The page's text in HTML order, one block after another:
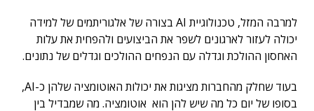
למרבה המזל, טכנולוגיית AI בצורה של אלגוריתמים של למידה
יכולה לעזור לארגונים לשפר את הביצועים ולהפחית את עלות
האחסון ההולכת וגדלה עם הנפחים ההולכים וגדלים של נתונים.
בעוד שחלק מהחברות מציגות את יכולות האוטומציה שלהן כ-AI,
בסופו של יום כל מה שיש להן הוא אוטומציה. מה שמבדיל בין